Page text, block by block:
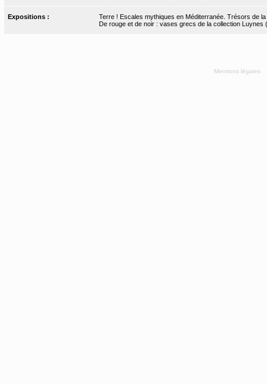
Expositions :
Terre ! Escales mythiques en Méditerranée. Trésors de
De rouge et de noir : vases grecs de la collection Luynes
Mentions légales